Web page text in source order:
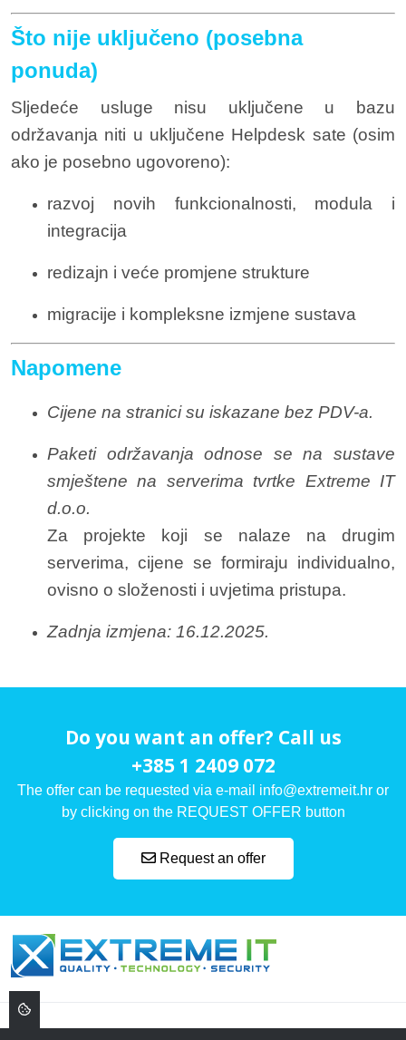
Što nije uključeno (posebna
ponuda)
Sljedeće usluge nisu uključene u bazu
održavanja niti u uključene Helpdesk sate (osim
ako je posebno ugovoreno):
razvoj novih funkcionalnosti, modula i
integracija
redizajn i veće promjene strukture
migracije i kompleksne izmjene sustava
Napomene
Cijene na stranici su iskazane bez PDV-a.
Paketi održavanja odnose se na sustave
smještene na serverima tvrtke Extreme IT
d.o.o.
Za projekte koji se nalaze na drugim
serverima, cijene se formiraju individualno,
ovisno o složenosti i uvjetima pristupa.
Zadnja izmjena: 16.12.2025.
Do you want an offer? Call us
+385 1 2409 072
The offer can be requested via e-mail info@extremeit.hr or
by clicking on the REQUEST OFFER button
Request an offer